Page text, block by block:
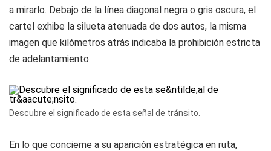
a mirarlo. Debajo de la línea diagonal negra o gris oscura, el
cartel exhibe la silueta atenuada de dos autos, la misma
imagen que kilómetros atrás indicaba la prohibición estricta
de adelantamiento.
Descubre el significado de esta señal de tránsito.
En lo que concierne a su aparición estratégica en ruta,